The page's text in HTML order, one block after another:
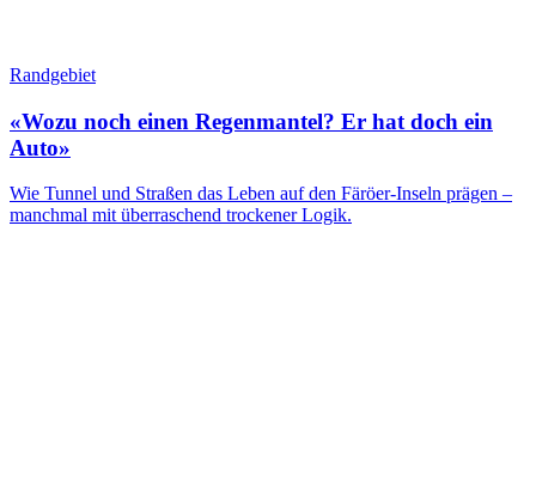
Randgebiet
«Wozu noch einen Regenmantel? Er hat doch ein
Auto»
Wie Tunnel und Straßen das Leben auf den Färöer-Inseln prägen –
manchmal mit überraschend trockener Logik.